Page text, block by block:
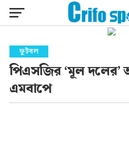
ফুটবল
পিএসজির ‘মূল দলের’
এমবাপে